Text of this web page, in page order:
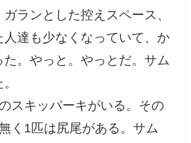
ランとした控えスペース、
人達も少なくなっていて、か
。やっと。やっとだ。サム
スキッパーキがいる。その
く1匹は尻尾がある。サム